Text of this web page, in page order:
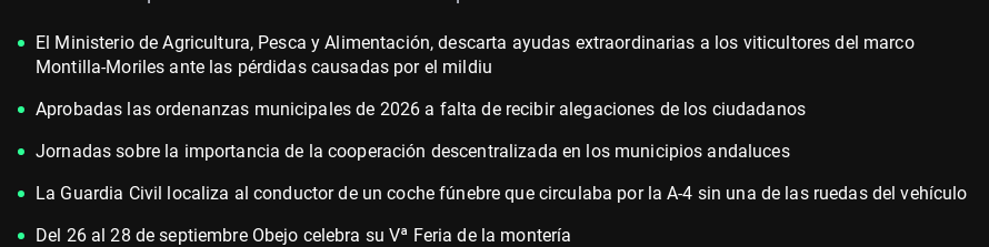
El Ministerio de Agricultura, Pesca y Alimentación, descarta ayudas extraordinarias a los viticultores del marco
Montilla-Moriles ante las pérdidas causadas por el mildiu
Aprobadas las ordenanzas municipales de 2026 a falta de recibir alegaciones de los ciudadanos
Jornadas sobre la importancia de la cooperación descentralizada en los municipios andaluces
La Guardia Civil localiza al conductor de un coche fúnebre que circulaba por la A-4 sin una de las ruedas del vehículo
Del 26 al 28 de septiembre Obejo celebra su Vª Feria de la montería